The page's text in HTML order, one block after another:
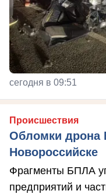
сегодня в 09:51
Происшествия
Обломки дрона
Новороссийске
Фрагменты БПЛА
предприятий и